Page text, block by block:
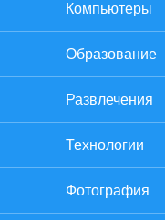
Компьютеры
Образование
Развлечения
Технологии
Фотография